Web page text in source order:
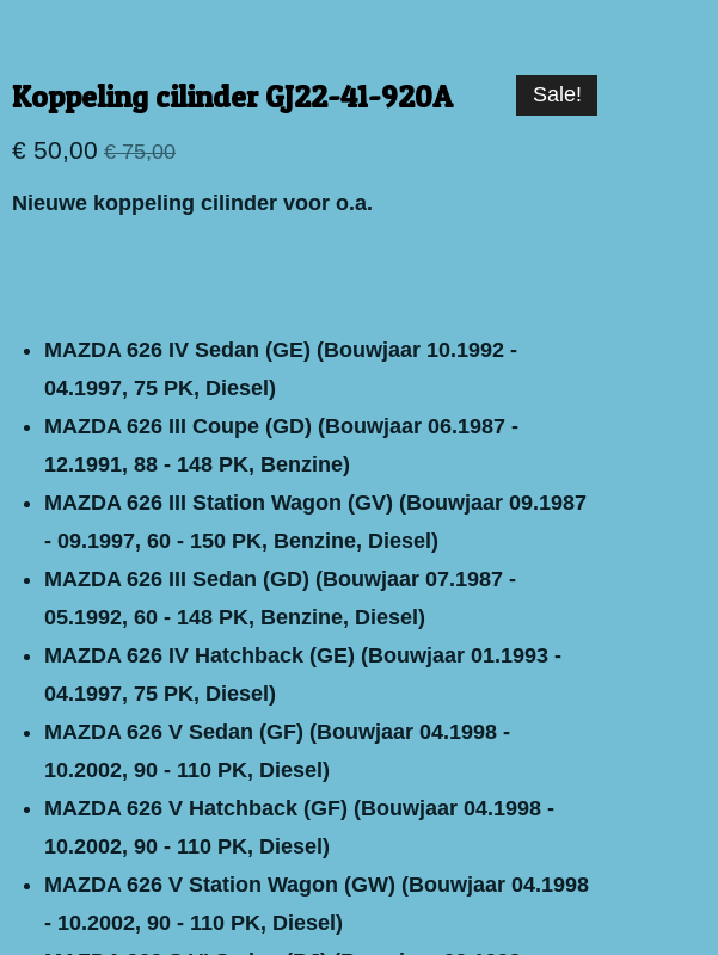
Sale!
Koppeling cilinder GJ22-41-920A
€ 50,00 € 75,00
Nieuwe koppeling cilinder voor o.a.
MAZDA 626 IV Sedan (GE) (Bouwjaar 10.1992 -
04.1997, 75 PK, Diesel)
MAZDA 626 III Coupe (GD) (Bouwjaar 06.1987 -
12.1991, 88 - 148 PK, Benzine)
MAZDA 626 III Station Wagon (GV) (Bouwjaar 09.1987
- 09.1997, 60 - 150 PK, Benzine, Diesel)
MAZDA 626 III Sedan (GD) (Bouwjaar 07.1987 -
05.1992, 60 - 148 PK, Benzine, Diesel)
MAZDA 626 IV Hatchback (GE) (Bouwjaar 01.1993 -
04.1997, 75 PK, Diesel)
MAZDA 626 V Sedan (GF) (Bouwjaar 04.1998 -
10.2002, 90 - 110 PK, Diesel)
MAZDA 626 V Hatchback (GF) (Bouwjaar 04.1998 -
10.2002, 90 - 110 PK, Diesel)
MAZDA 626 V Station Wagon (GW) (Bouwjaar 04.1998
- 10.2002, 90 - 110 PK, Diesel)